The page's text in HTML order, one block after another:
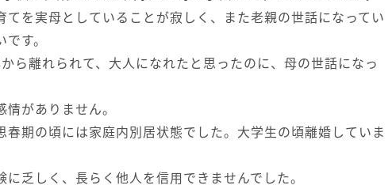
を実母としていることが寂しく、また老親の世話になってい
す。
ら離れられて、大人になれたと思ったのに、母の世話になっ
がありません。
春期の頃には家庭内別居状態でした。大学生の頃離婚していま
乏しく、長らく他人を信用できませんでした。